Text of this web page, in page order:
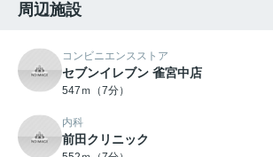
周辺施設
コンビニエンスストア
セブンイレブン 雀宮中店
547ｍ（7分）
内科
前田クリニック